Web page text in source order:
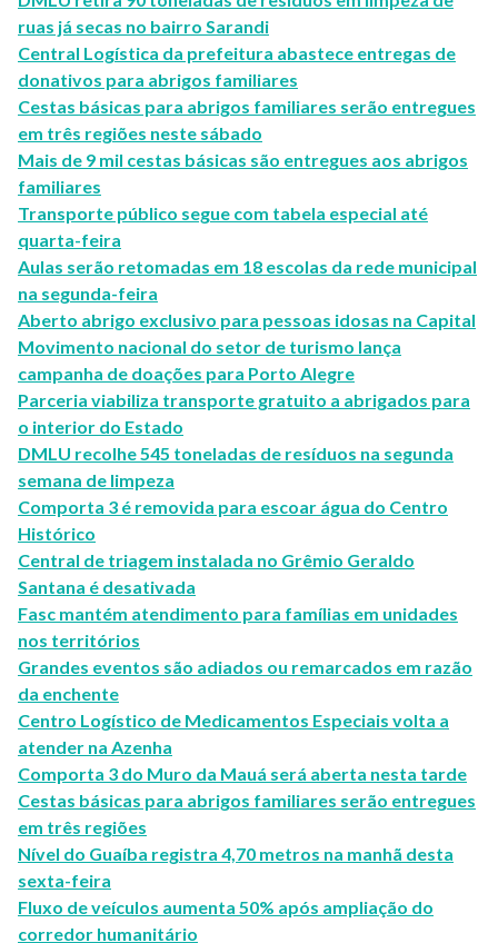
ruas já secas no bairro Sarandi
Central Logística da prefeitura abastece entregas de
donativos para abrigos familiares
Cestas básicas para abrigos familiares serão entregues
em três regiões neste sábado
Mais de 9 mil cestas básicas são entregues aos abrigos
familiares
Transporte público segue com tabela especial até
quarta-feira
Aulas serão retomadas em 18 escolas da rede municipal
na segunda-feira
Aberto abrigo exclusivo para pessoas idosas na Capital
Movimento nacional do setor de turismo lança
campanha de doações para Porto Alegre
Parceria viabiliza transporte gratuito a abrigados para
o interior do Estado
DMLU recolhe 545 toneladas de resíduos na segunda
semana de limpeza
Comporta 3 é removida para escoar água do Centro
Histórico
Central de triagem instalada no Grêmio Geraldo
Santana é desativada
Fasc mantém atendimento para famílias em unidades
nos territórios
Grandes eventos são adiados ou remarcados em razão
da enchente
Centro Logístico de Medicamentos Especiais volta a
atender na Azenha
Comporta 3 do Muro da Mauá será aberta nesta tarde
Cestas básicas para abrigos familiares serão entregues
em três regiões
Nível do Guaíba registra 4,70 metros na manhã desta
sexta-feira
Fluxo de veículos aumenta 50% após ampliação do
corredor humanitário